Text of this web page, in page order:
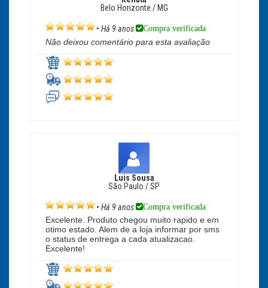
Belo Horizonte / MG
• Há 9 anos Compra verificada
Não deixou comentário para esta avaliação
Luis Sousa
São Paulo / SP
• Há 9 anos Compra verificada
Excelente. Produto chegou muito rapido e em
otimo estado. Alem de a loja informar por sms
o status de entrega a cada atualizacao.
Excelente!